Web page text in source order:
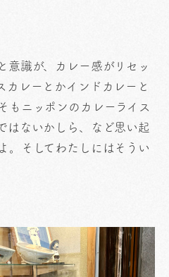
意識が、カレー感がリセッ
カレーとかインドカレーと
もニッポンのカレーライス
はないかしら、など思い起
。そしてわたしにはそうい